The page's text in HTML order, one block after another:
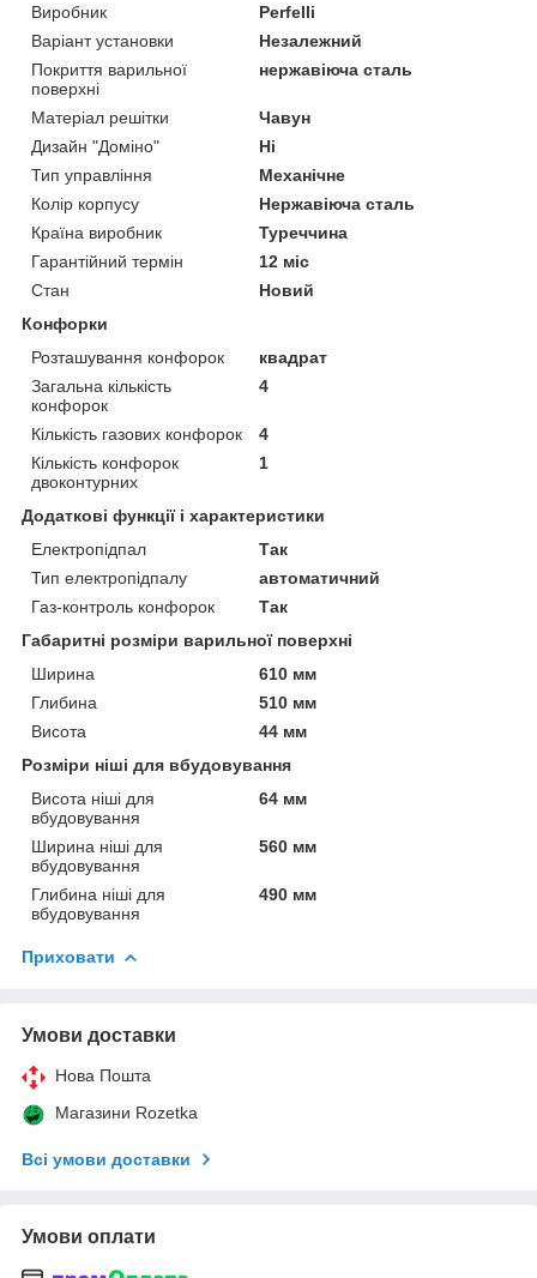
Виробник
Perfelli
Варіант установки
Незалежний
Покриття варильної
поверхні
нержавіюча сталь
Матеріал решітки
Чавун
Дизайн "Доміно"
Ні
Тип управління
Механічне
Колір корпусу
Нержавіюча сталь
Країна виробник
Туреччина
Гарантійний термін
12 міс
Стан
Новий
Конфорки
Розташування конфорок
квадрат
Загальна кількість
конфорок
4
Кількість газових конфорок
4
Кількість конфорок
двоконтурних
1
Додаткові функції і характеристики
Електропідпал
Так
Тип електропідпалу
автоматичний
Газ-контроль конфорок
Так
Габаритні розміри варильної поверхні
Ширина
610 мм
Глибина
510 мм
Висота
44 мм
Розміри ніші для вбудовування
Висота ніші для
вбудовування
64 мм
Ширина ніші для
вбудовування
560 мм
Глибина ніші для
вбудовування
490 мм
Приховати
Умови доставки
Нова Пошта
Магазини Rozetka
Всі умови доставки
Умови оплати